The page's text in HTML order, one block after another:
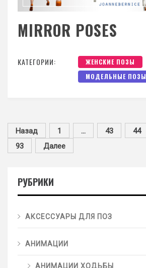
MIRROR POSES
КАТЕГОРИИ:
ЖЕНСКИЕ ПОЗЫ
МОДЕЛЬНЫЕ ПОЗЫ
Назад 1 … 43 44
93
Далее
РУБРИКИ
АКСЕССУАРЫ ДЛЯ ПОЗ
АНИМАЦИИ
АНИМАЦИИ ХОДЬБЫ